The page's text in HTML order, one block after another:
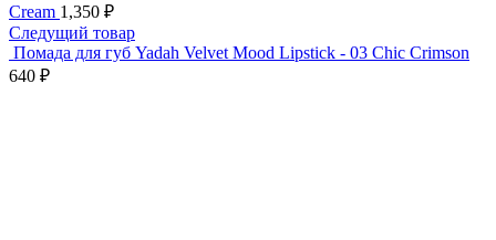
Cream 1,350 ₽
Следущий товар
Помада для губ Yadah Velvet Mood Lipstick - 03 Chic Crimson
640 ₽